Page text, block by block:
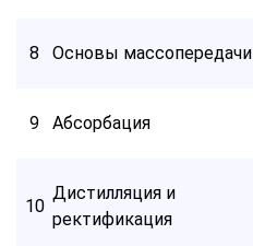
8 Основы массопередачи
9 Абсорбация
10
Дистилляция и
ректификация